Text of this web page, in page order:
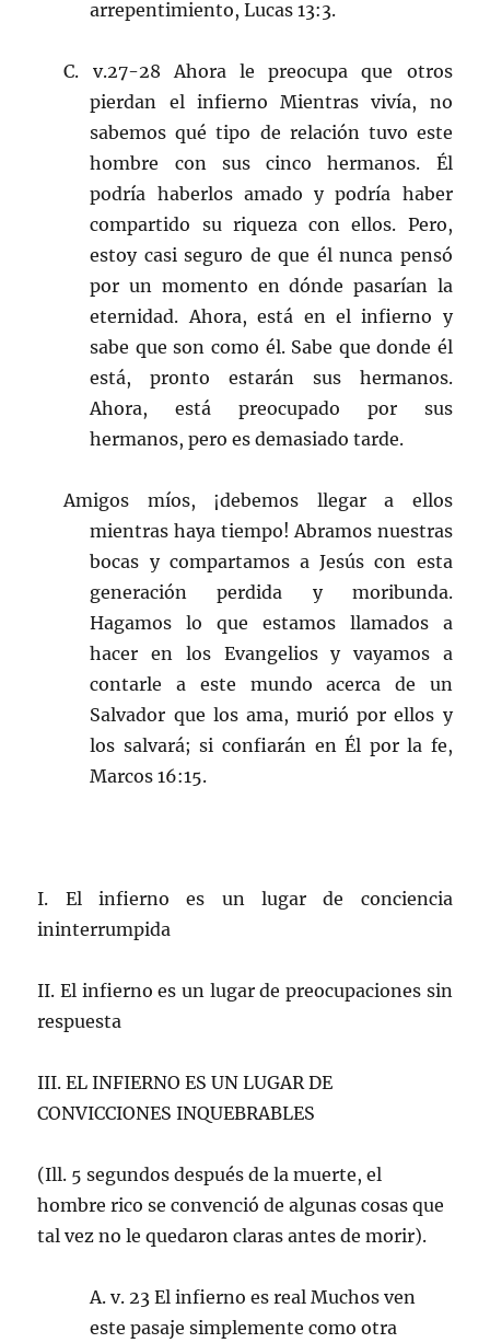
arrepentimiento, Lucas 13:3.
C. v.27-28 Ahora le preocupa que otros
pierdan el infierno Mientras vivía, no
sabemos qué tipo de relación tuvo este
hombre con sus cinco hermanos. Él
podría haberlos amado y podría haber
compartido su riqueza con ellos. Pero,
estoy casi seguro de que él nunca pensó
por un momento en dónde pasarían la
eternidad. Ahora, está en el infierno y
sabe que son como él. Sabe que donde él
está, pronto estarán sus hermanos.
Ahora, está preocupado por sus
hermanos, pero es demasiado tarde.
Amigos míos, ¡debemos llegar a ellos
mientras haya tiempo! Abramos nuestras
bocas y compartamos a Jesús con esta
generación perdida y moribunda.
Hagamos lo que estamos llamados a
hacer en los Evangelios y vayamos a
contarle a este mundo acerca de un
Salvador que los ama, murió por ellos y
los salvará; si confiarán en Él por la fe,
Marcos 16:15.
I. El infierno es un lugar de conciencia
ininterrumpida
II. El infierno es un lugar de preocupaciones sin
respuesta
III. EL INFIERNO ES UN LUGAR DE
CONVICCIONES INQUEBRABLES
(Ill. 5 segundos después de la muerte, el
hombre rico se convenció de algunas cosas que
tal vez no le quedaron claras antes de morir).
A. v. 23 El infierno es real Muchos ven
este pasaje simplemente como otra